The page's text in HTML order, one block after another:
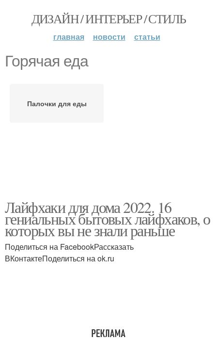
ДИЗАЙН / ИНТЕРЬЕР / СТИЛЬ
главная новости статьи
Горячая еда
Палочки для еды
Лайфхаки для дома 2022. 16
гениальных бытовых лайфхаков, о
которых вы не знали раньше
Поделиться на FacebookРассказать
ВКонтактеПоделиться на ok.ru